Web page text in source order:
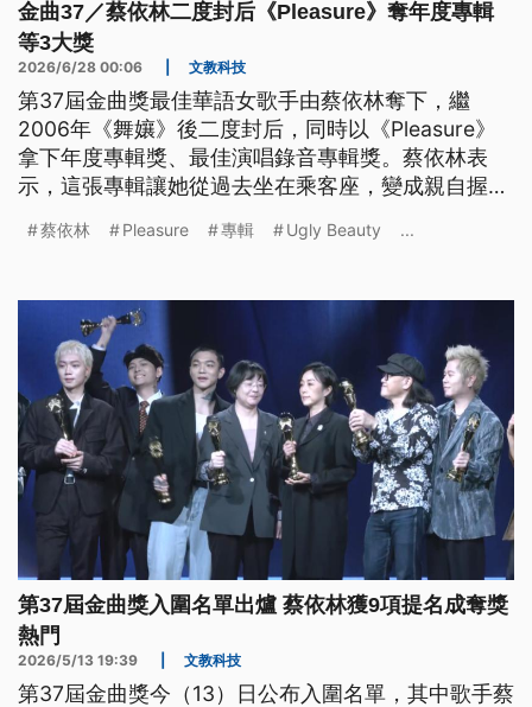
金曲37／蔡依林二度封后《Pleasure》奪年度專輯
等3大獎
2026/6/28 00:06 文教科技
第37屆金曲獎最佳華語女歌手由蔡依林奪下，繼
2006年《舞孃》後二度封后，同時以《Pleasure》
拿下年度專輯獎、最佳演唱錄音專輯獎。蔡依林表
示，這張專輯讓她從過去坐在乘客座，變成親自握住
是，我知道我再也不會把自己弄丟」。
蔡依林 Pleasure 專輯 Ugly Beauty ...
第37屆金曲獎入圍名單出爐 蔡依林獲9項提名成奪獎
熱門
2026/5/13 19:39 文教科技
第37屆金曲獎今（13）日公布入圍名單，其中歌手蔡